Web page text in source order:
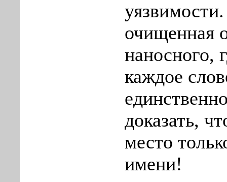
очищенная
наносного,
каждое
доказать,
место
имени!